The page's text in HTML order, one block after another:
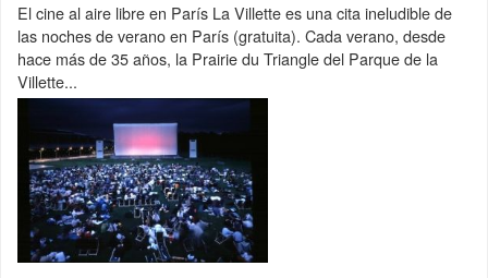
El cine al aire libre en París La Villette es una cita ineludible de
las noches de verano en París (gratuita). Cada verano, desde
hace más de 35 años, la Prairie du Triangle del Parque de la
Villette...